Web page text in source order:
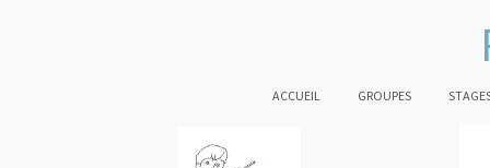
ACCUEIL GROUPES